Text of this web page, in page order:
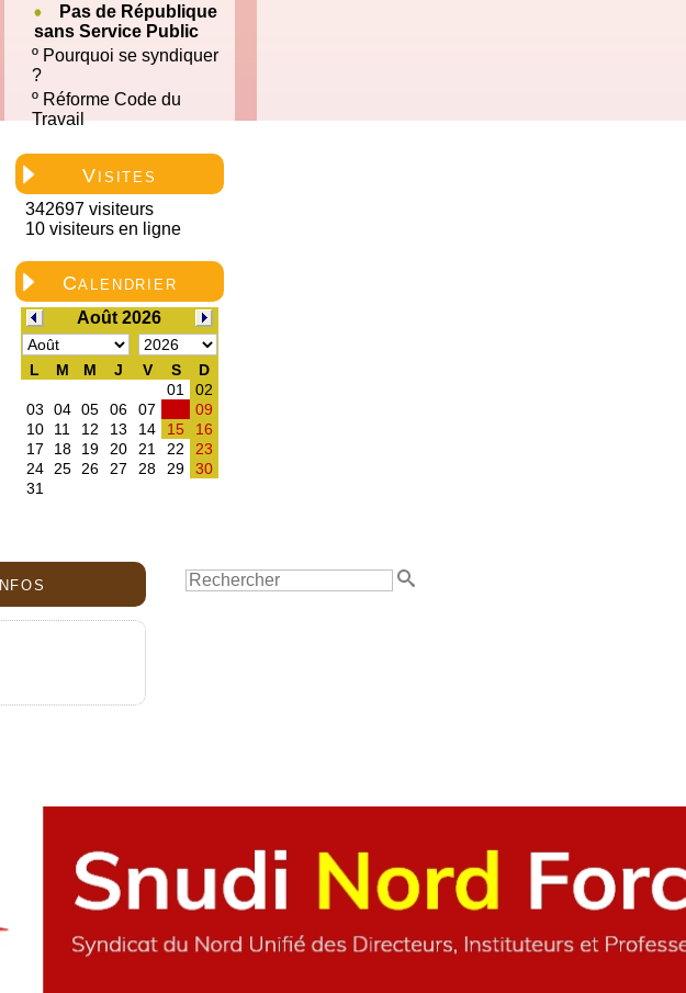
Pas de République
sans Service Public
º Pourquoi se syndiquer
?
º Réforme Code du
Travail
Visites
342697 visiteurs
10 visiteurs en ligne
Calendrier